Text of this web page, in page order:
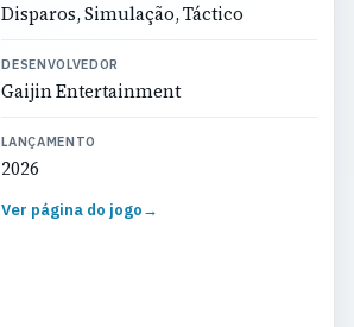
Disparos, Simulação, Táctico
DESENVOLVEDOR
Gaijin Entertainment
LANÇAMENTO
2026
Ver página do jogo→